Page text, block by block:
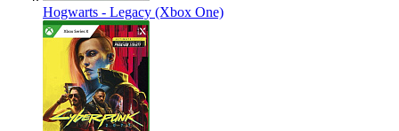
Hogwarts - Legacy (Xbox One)